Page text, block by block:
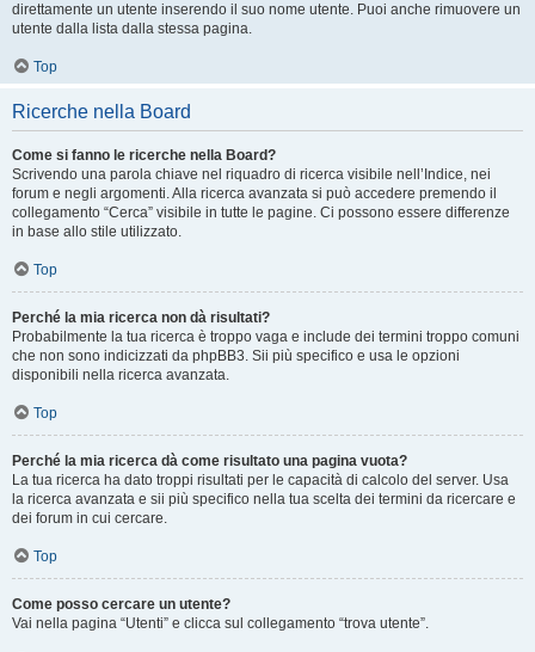
direttamente un utente inserendo il suo nome utente. Puoi anche rimuovere un
utente dalla lista dalla stessa pagina.
Top
Ricerche nella Board
Come si fanno le ricerche nella Board?
Scrivendo una parola chiave nel riquadro di ricerca visibile nell’Indice, nei
forum e negli argomenti. Alla ricerca avanzata si può accedere premendo il
collegamento “Cerca” visibile in tutte le pagine. Ci possono essere differenze
in base allo stile utilizzato.
Top
Perché la mia ricerca non dà risultati?
Probabilmente la tua ricerca è troppo vaga e include dei termini troppo comuni
che non sono indicizzati da phpBB3. Sii più specifico e usa le opzioni
disponibili nella ricerca avanzata.
Top
Perché la mia ricerca dà come risultato una pagina vuota?
La tua ricerca ha dato troppi risultati per le capacità di calcolo del server. Usa
la ricerca avanzata e sii più specifico nella tua scelta dei termini da ricercare e
dei forum in cui cercare.
Top
Come posso cercare un utente?
Vai nella pagina “Utenti” e clicca sul collegamento “trova utente”.